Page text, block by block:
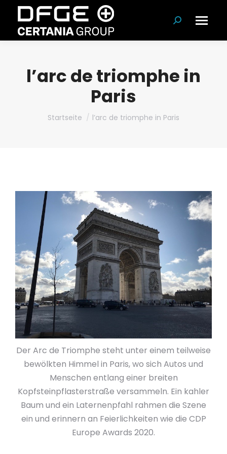
Suchen:
l’arc de triomphe in
Paris
Du bist hier:
Startseite l’arc de triomphe in Paris
Der Arc de Triomphe steht unter einem teilweise
bewölkten Himmel in Paris, wo sich Autos und
Menschen entlang einer breiten
Kopfsteinpflasterstraße versammeln. Ein kahler
Baum und ein Laternenpfahl rahmen die Szene
ein und erinnern an Feierlichkeiten wie die CDP
Europe Awards 2020.